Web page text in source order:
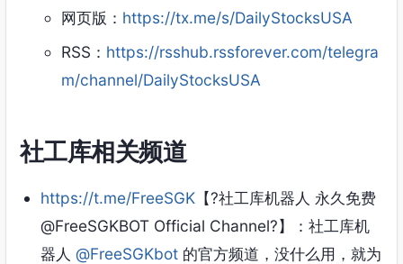
网页版： https://tx.me/s/DailyStocksUSA
RSS： https://rsshub.rssforever.com/telegra
m/channel/DailyStocksUSA
社工库相关频道
https://t.me/FreeSGK 【?社工库机器人 永久免费
@FreeSGKBOT Official Channel?】：社工库机
器人@FreeSGKbot 的官方频道，没什么用，就为